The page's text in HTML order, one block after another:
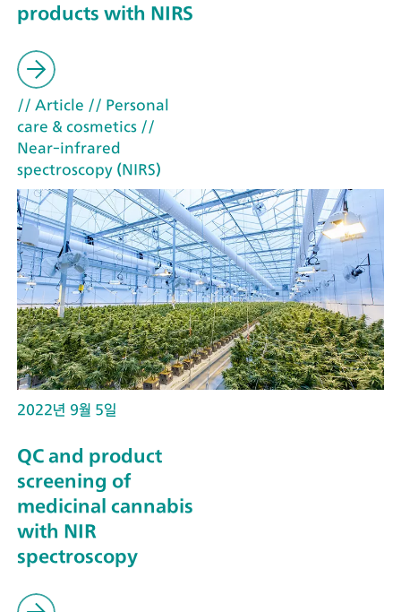
products with NIRS
// Article // Personal
care & cosmetics //
Near-infrared
spectroscopy (NIRS)
2022년 9월 5일
QC and product
screening of
medicinal cannabis
with NIR
spectroscopy